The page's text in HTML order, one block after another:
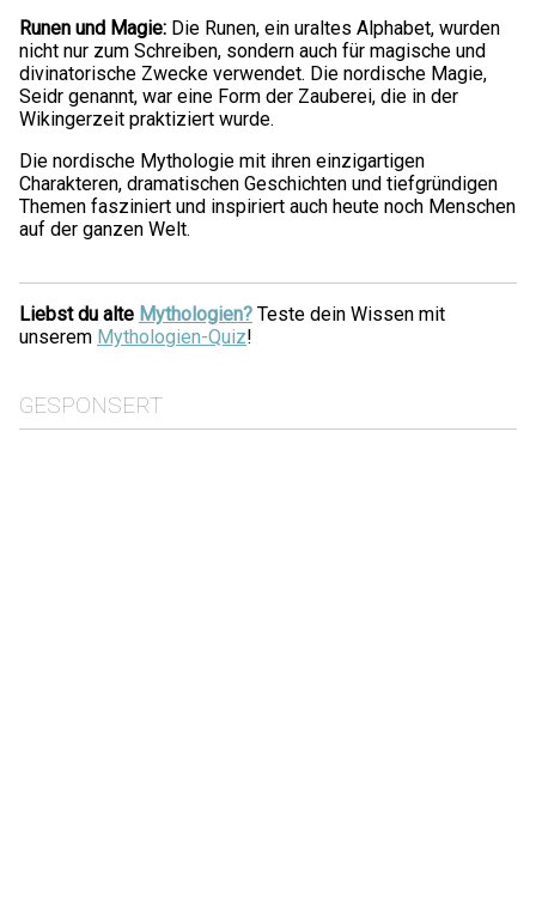
Runen und Magie: Die Runen, ein uraltes Alphabet, wurden
nicht nur zum Schreiben, sondern auch für magische und
divinatorische Zwecke verwendet. Die nordische Magie,
Seidr genannt, war eine Form der Zauberei, die in der
Wikingerzeit praktiziert wurde.
Die nordische Mythologie mit ihren einzigartigen
Charakteren, dramatischen Geschichten und tiefgründigen
Themen fasziniert und inspiriert auch heute noch Menschen
auf der ganzen Welt.
Liebst du alte Mythologien? Teste dein Wissen mit
unserem Mythologien-Quiz!
GESPONSERT